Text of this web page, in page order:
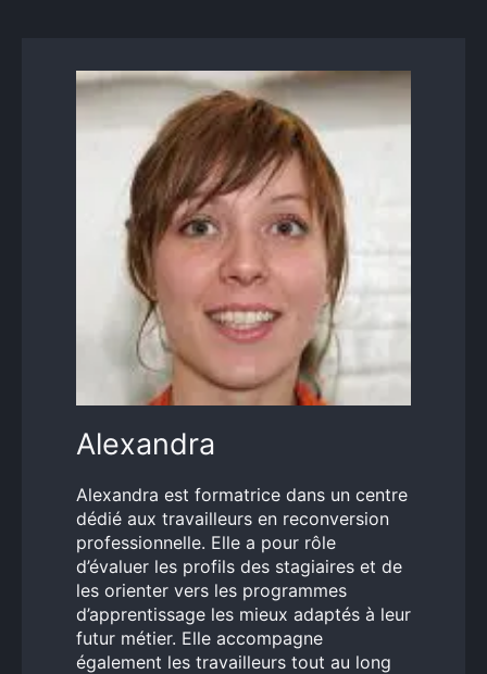
Alexandra
Alexandra est formatrice dans un centre
dédié aux travailleurs en reconversion
professionnelle. Elle a pour rôle
d’évaluer les profils des stagiaires et de
les orienter vers les programmes
d’apprentissage les mieux adaptés à leur
futur métier. Elle accompagne
également les travailleurs tout au long